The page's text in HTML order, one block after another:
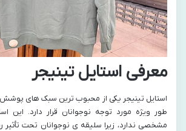
معرفی استایل تینیجر
استایل تینیجر یکی از محبوب‌ ترین سبک‌ های
طور ویژه مورد توجه نوجوانان قرار دارد. این
مشخصی ندارد، زیرا سلیقه‌ ی نوجوانان تحت تأثیر